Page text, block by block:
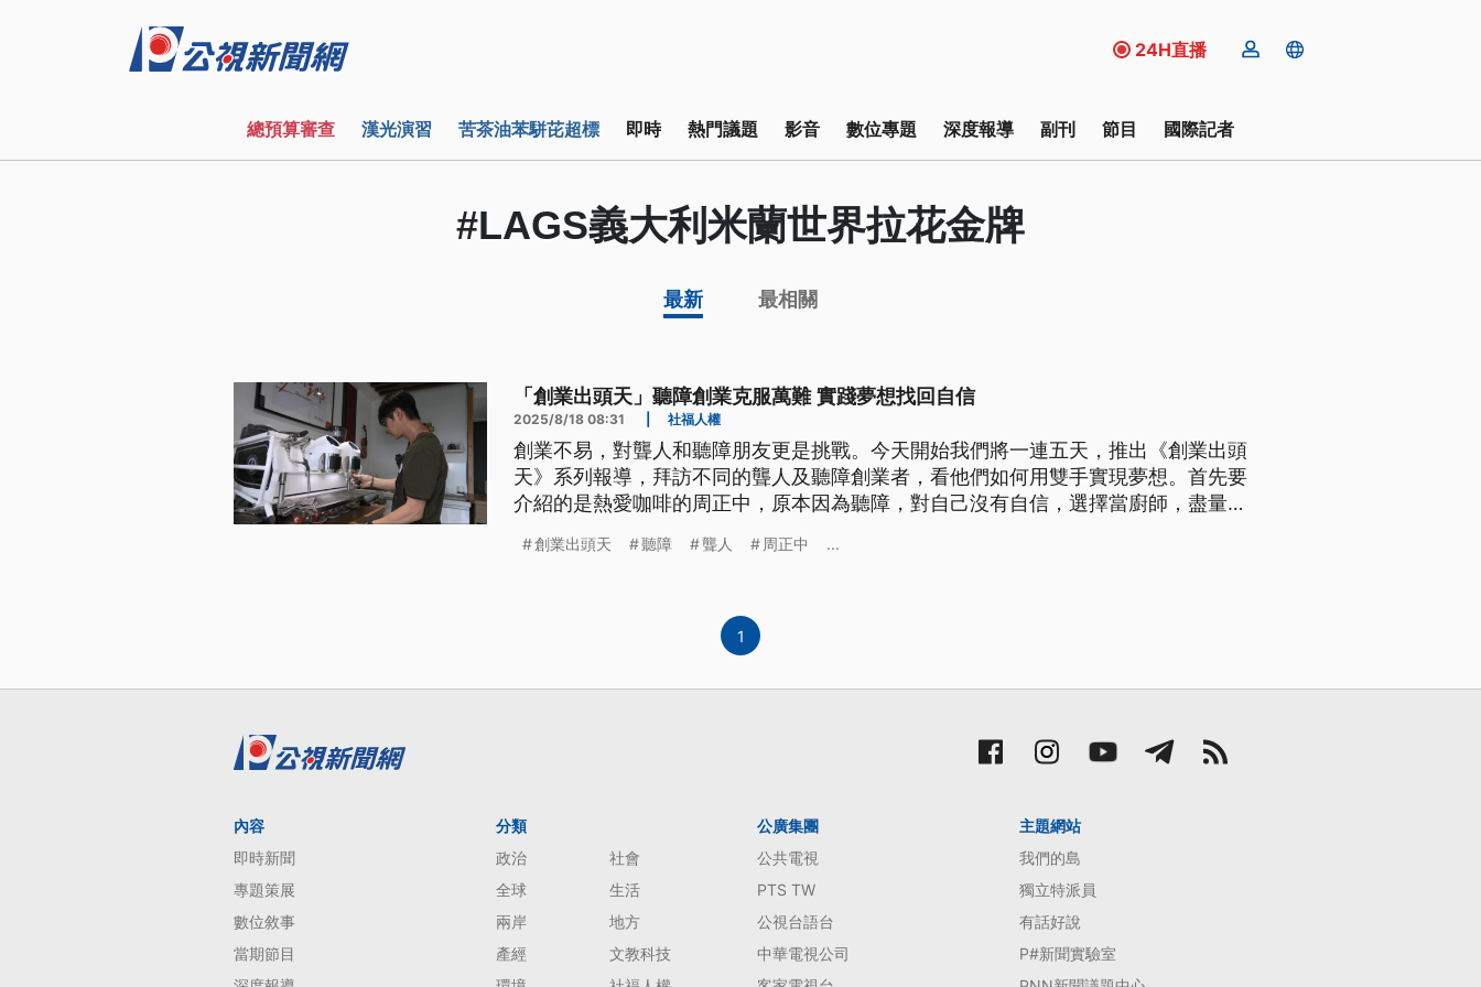
24H直播
總預算審查 漢光演習 苦茶油苯駢芘超標 即時 熱門議題 影音 數位專題 深度報導 副刊 節目 國際記者
#LAGS義大利米蘭世界拉花金牌
最新 最相關
「創業出頭天」聽障創業克服萬難 實踐夢想找回自信
2025/8/18 08:31 社福人權
創業不易，對聾人和聽障朋友更是挑戰。今天開始我們將一連五天，推出《創業出頭
天》系列報導，拜訪不同的聾人及聽障創業者，看他們如何用雙手實現夢想。首先要
介紹的是熱愛咖啡的周正中，原本因為聽障，對自己沒有自信，選擇當廚師，盡量避
台灣總決賽冠軍，更成為台灣首位LAGS義大利米蘭世界拉花金牌。他認為人生一定
創業出頭天 聽障 聾人 周正中 ...
1
內容
即時新聞
專題策展
數位敘事
當期節目
分類
政治
社會
全球
生活
兩岸
地方
產經
文教科技
公廣集團
公共電視
PTS TW
公視台語台
中華電視公司
主題網站
我們的島
獨立特派員
有話好說
P#新聞實驗室